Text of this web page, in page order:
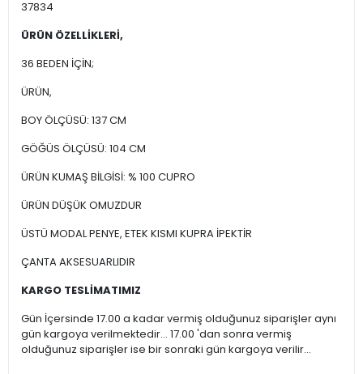
37834
ÜRÜN ÖZELLİKLERİ,
36 BEDEN İÇİN;
ÜRÜN,
BOY ÖLÇÜSÜ: 137 CM
GÖĞÜS ÖLÇÜSÜ: 104 CM
ÜRÜN KUMAŞ BİLGİSİ: % 100 CUPRO
ÜRÜN DÜŞÜK OMUZDUR
ÜSTÜ MODAL PENYE, ETEK KISMI KUPRA İPEKTİR
ÇANTA AKSESUARLIDIR
KARGO TESLİMATIMIZ
Gün İçersinde 17.00 a kadar vermiş olduğunuz siparişler aynı
gün kargoya verilmektedir... 17.00 'dan sonra vermiş
olduğunuz siparişler ise bir sonraki gün kargoya verilir...